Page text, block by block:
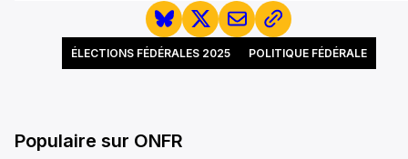
ÉLECTIONS FÉDÉRALES 2025 POLITIQUE FÉDÉRALE
Populaire sur ONFR